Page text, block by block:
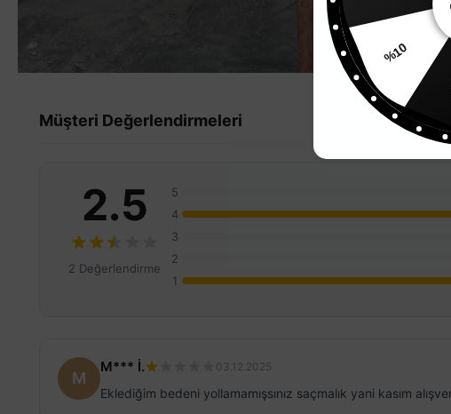
Müşteri Değerlendirmeleri
2.5
2 Değerlendirme
5
4
3
2
1
M
M*** İ. 03.12.2025
Eklediğim bedeni yollamamışsınız saçmalık yani kasım
%10